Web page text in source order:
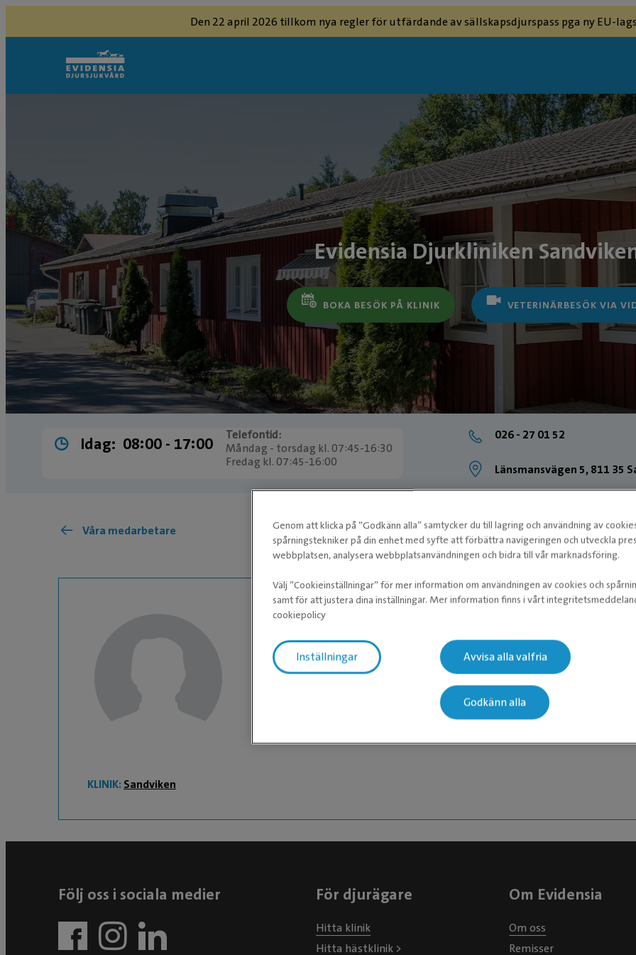
Den 22 april 2026 tillkom nya regler för utfärdande av sällskapsdjurspass pga ny EU-
Evidensia Djurkliniken
BOKA BESÖK PÅ KLINIK VETERINÄRBESÖK VIA
Idag: 08:00 ­- 17:00
Telefontid:
Måndag - torsdag kl. 07:45-16:30
Fredag kl. 07:45-16:00
026 - 27 01 52
Länsmansvägen 5, 811 35
Våra medarbetare
Sofie
KLINIK: Sandviken
Följ oss i sociala medier För djurägare
Hitta klinik
Hitta hästklinik >
Om Evidensia
Om oss
Remisser
Genom att klicka på ”Godkänn alla” samtycker du till lagring och användning av
spårningstekniker på din enhet med syfte att förbättra navigeringen och utveckla
webbplatsen, analysera webbplatsanvändningen och bidra till vår marknadsföring.
Välj ”Cookieinställningar” för mer information om användningen av cookies och
samt för att justera dina inställningar. Mer information finns i vårt
cookiepolicy
Inställningar Avvisa alla valfria
Godkänn alla